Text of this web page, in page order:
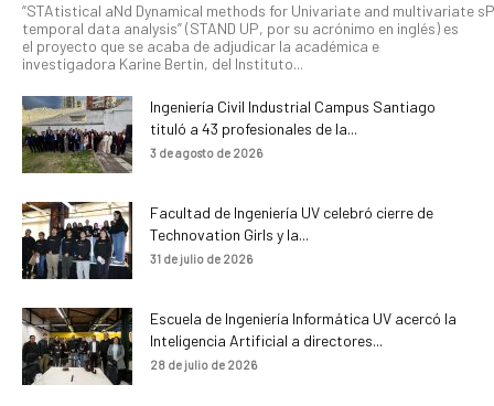
“STAtistical aNd Dynamical methods for Univariate and multivariate
temporal data analysis” (STAND UP, por su acrónimo en inglés) es
el proyecto que se acaba de adjudicar la académica e
investigadora Karine Bertin, del Instituto...
Ingeniería Civil Industrial Campus Santiago
tituló a 43 profesionales de la...
3 de agosto de 2026
Facultad de Ingeniería UV celebró cierre de
Technovation Girls y la...
31 de julio de 2026
Escuela de Ingeniería Informática UV acercó la
Inteligencia Artificial a directores...
28 de julio de 2026